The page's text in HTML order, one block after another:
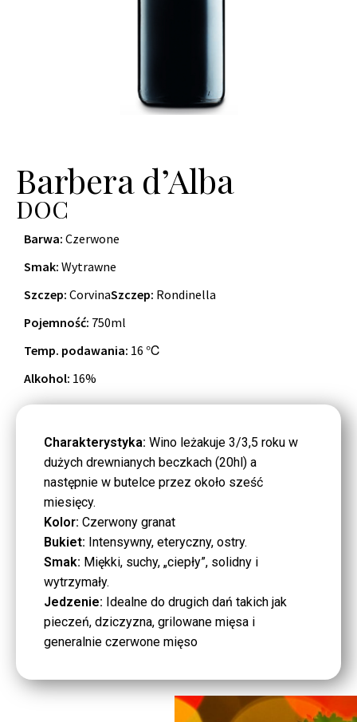
Barbera d’Alba
DOC
Barwa: Czerwone
Smak: Wytrawne
Szczep: CorvinaSzczep: Rondinella
Pojemność: 750ml
Temp. podawania: 16 ℃
Alkohol: 16%
Charakterystyka: Wino leżakuje 3/3,5 roku w
dużych drewnianych beczkach (20hl) a
następnie w butelce przez około sześć
miesięcy.
Kolor: Czerwony granat
Bukiet: Intensywny, eteryczny, ostry.
Smak: Miękki, suchy, „ciepły”, solidny i
wytrzymały.
Jedzenie: Idealne do drugich dań takich jak
pieczeń, dziczyzna, grilowane mięsa i
generalnie czerwone mięso